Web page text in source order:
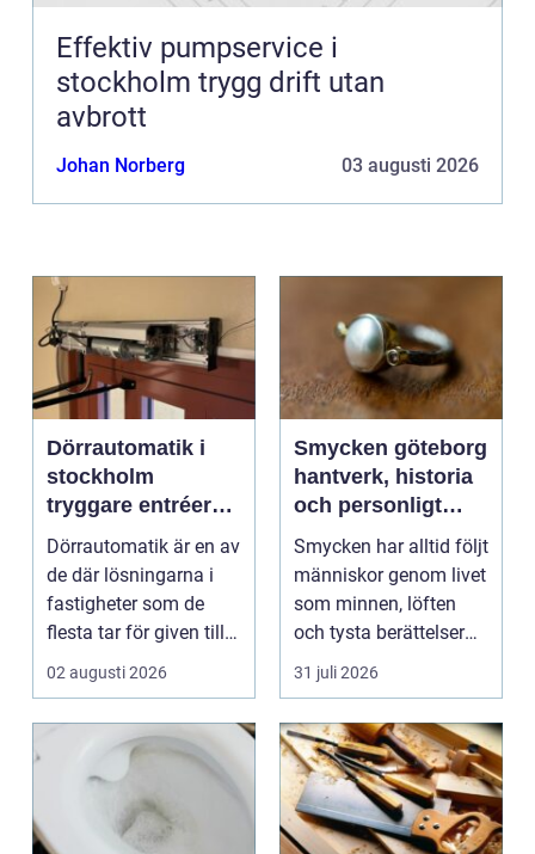
Effektiv pumpservice i
stockholm trygg drift utan
avbrott
Johan Norberg 03 augusti 2026
Dörrautomatik i
stockholm
tryggare entréer
och bättre
tillgänglighet
Dörrautomatik är en av
de där lösningarna i
fastigheter som de
flesta tar för given tills
den sakna...
02 augusti 2026
Smycken göteborg
hantverk, historia
och personligt
uttryck
Smycken har alltid följt
människor genom livet
som minnen, löften
och tysta berättelser
nära huden....
31 juli 2026